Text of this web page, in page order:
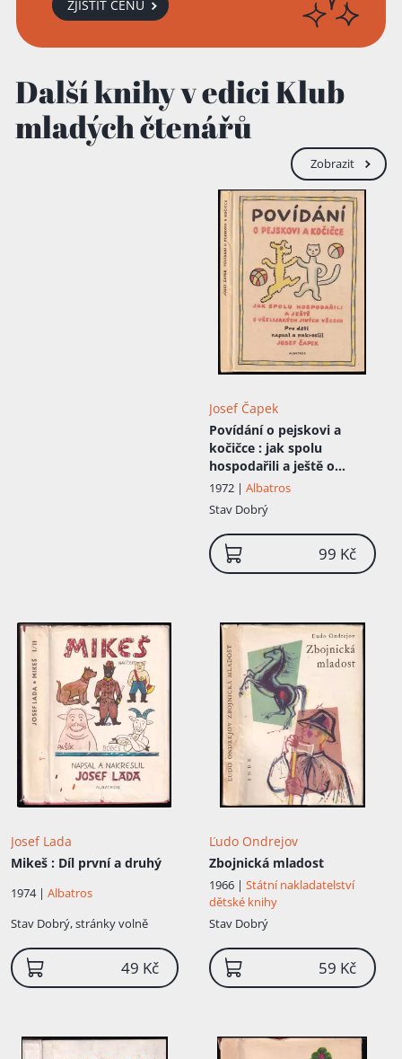
ZJISTIT CENU
Další knihy v edici Klub
mladých čtenářů
Zobrazit
Josef Čapek
Povídání o pejskovi a
kočičce : jak spolu
hospodařili a ještě o
všelijakých jiných věcech
1972 | Albatros
Stav Dobrý
99 Kč
Josef Lada
Mikeš : Díl první a druhý
1974 | Albatros
Stav Dobrý, stránky volně
49 Kč
Ľudo Ondrejov
Zbojnická mladost
1966 | Státní nakladatelství
dětské knihy
Stav Dobrý
59 Kč